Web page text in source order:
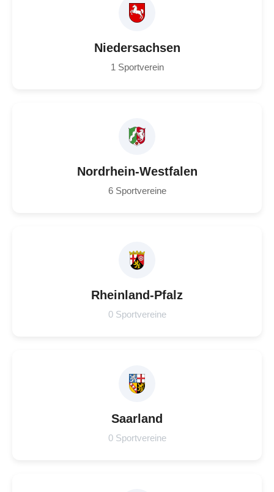
Niedersachsen
1 Sportverein
Nordrhein-Westfalen
6 Sportvereine
Rheinland-Pfalz
0 Sportvereine
Saarland
0 Sportvereine